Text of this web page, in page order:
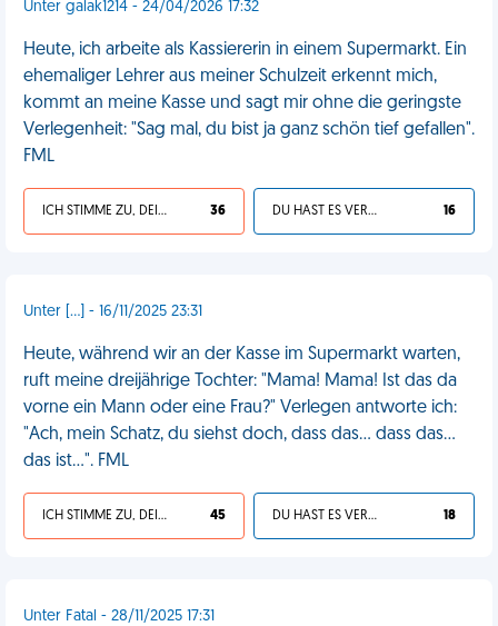
Unter galak1214 - 24/04/2026 17:32
Heute, ich arbeite als Kassiererin in einem Supermarkt. Ein
ehemaliger Lehrer aus meiner Schulzeit erkennt mich,
kommt an meine Kasse und sagt mir ohne die geringste
Verlegenheit: "Sag mal, du bist ja ganz schön tief gefallen".
FML
ICH STIMME ZU, DEIN LEBEN IST SCHEISSE 36 DU HAST ES VERDIENT 16
Unter [...] - 16/11/2025 23:31
Heute, während wir an der Kasse im Supermarkt warten,
ruft meine dreijährige Tochter: "Mama! Mama! Ist das da
vorne ein Mann oder eine Frau?" Verlegen antworte ich:
"Ach, mein Schatz, du siehst doch, dass das... dass das...
das ist...". FML
ICH STIMME ZU, DEIN LEBEN IST SCHEISSE 45 DU HAST ES VERDIENT 18
Unter Fatal - 28/11/2025 17:31